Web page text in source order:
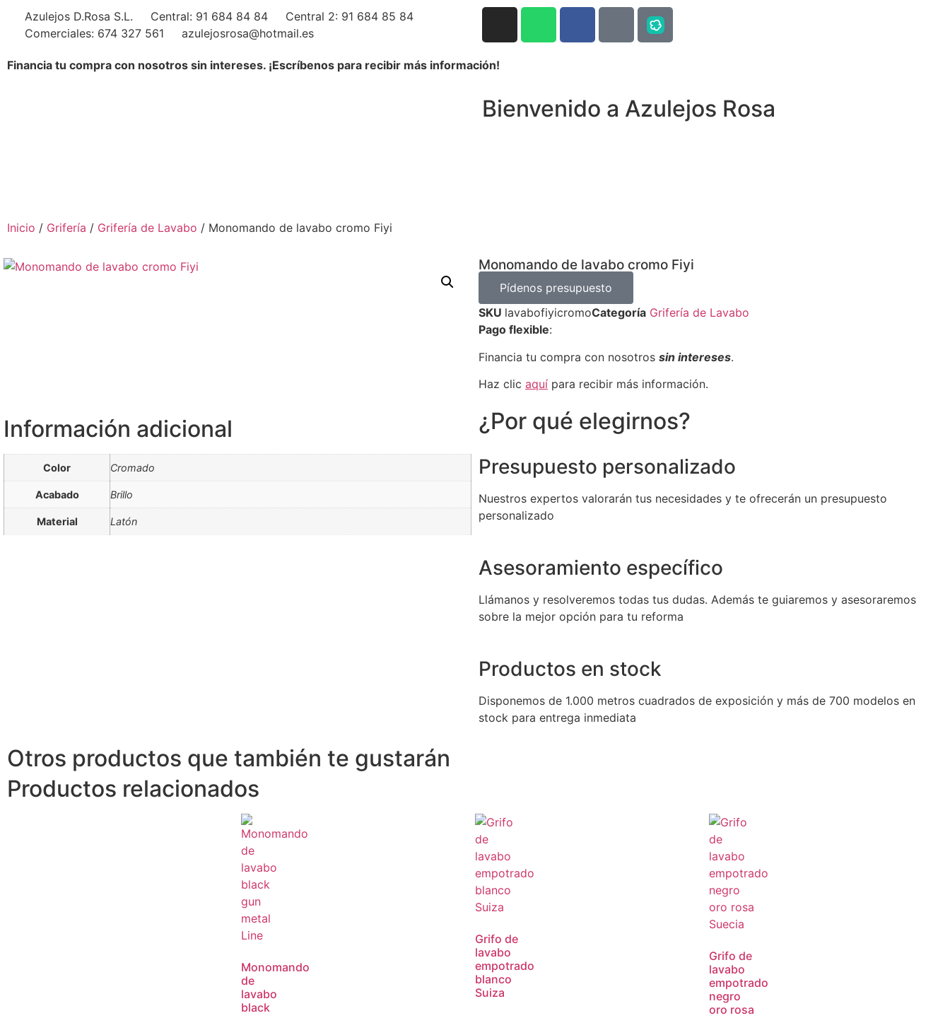
Azulejos D.Rosa S.L. Central: 91 684 84 84
Central 2: 91 684 85 84
Comerciales: 674 327 561
azulejosrosa@hotmail.es
Financia tu compra con nosotros sin intereses. ¡Escríbenos para recibir más información!
Bienvenido a Azulejos Rosa
Inicio / Grifería / Grifería de Lavabo / Monomando de lavabo cromo Fiyi
Monomando de lavabo cromo Fiyi
Pídenos presupuesto
SKU lavabofiyicromoCategoría Grifería de Lavabo
Pago flexible:
Financia tu compra con nosotros sin intereses.
Haz clic aquí para recibir más información.
Información adicional
Color Cromado
Acabado Brillo
Material Latón
¿Por qué elegirnos?
Presupuesto personalizado
Nuestros expertos valorarán tus necesidades y te ofrecerán un presupuesto
personalizado
Asesoramiento específico
Llámanos y resolveremos todas tus dudas. Además te guiaremos y asesoraremos
sobre la mejor opción para tu reforma
Productos en stock
Disponemos de 1.000 metros cuadrados de exposición y más de 700 modelos en
stock para entrega inmediata
Otros productos que también te gustarán
Productos relacionados
Monomando
de
lavabo
black
Grifo de
lavabo
empotrado
blanco
Suiza
Grifo de
lavabo
empotrado
negro
oro rosa